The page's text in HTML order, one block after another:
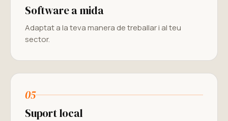
Software a mida
Adaptat a la teva manera de treballar i al teu
sector.
05
Suport local